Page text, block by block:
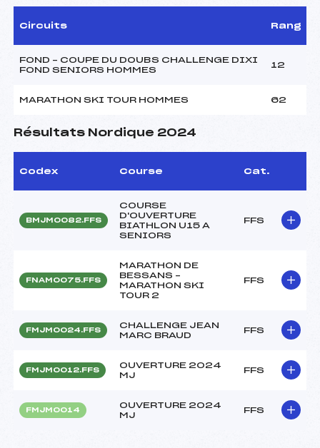
Circuits Rang
FOND – COUPE DU DOUBS CHALLENGE DIXI
FOND SENIORS HOMMES
12
MARATHON SKI TOUR HOMMES 62
Résultats Nordique 2024
Codex Course Cat.
BMJM0082.FFS
COURSE
D'OUVERTURE
BIATHLON U15 A
SENIORS
FFS
FNAM0075.FFS
MARATHON DE
BESSANS –
MARATHON SKI
TOUR 2
FFS
FMJM0024.FFS
CHALLENGE JEAN
MARC BRAUD
FFS
FMJM0012.FFS
OUVERTURE 2024
MJ
FFS
FMJM0014
OUVERTURE 2024
MJ
FFS